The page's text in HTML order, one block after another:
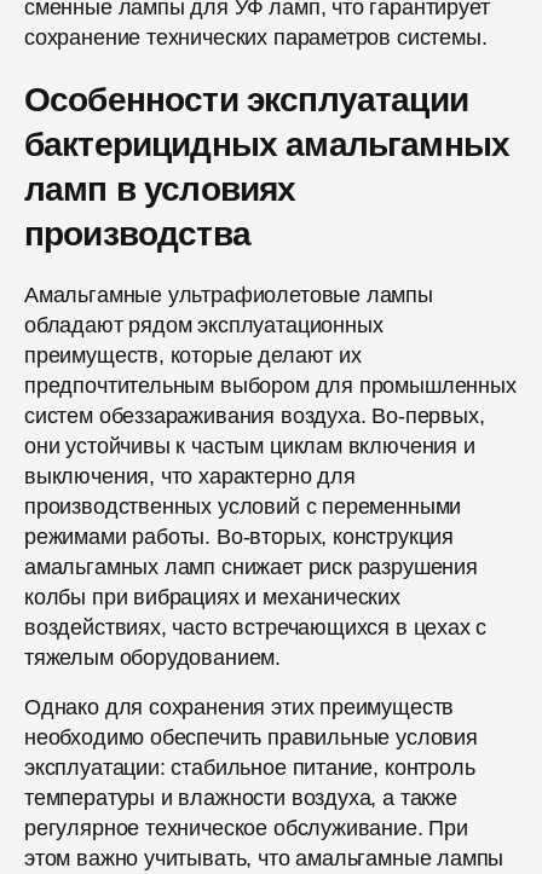
сменные лампы для УФ ламп, что гарантирует
сохранение технических параметров системы.
Особенности эксплуатации
бактерицидных амальгамных
ламп в условиях
производства
Амальгамные ультрафиолетовые лампы
обладают рядом эксплуатационных
преимуществ, которые делают их
предпочтительным выбором для промышленных
систем обеззараживания воздуха. Во-первых,
они устойчивы к частым циклам включения и
выключения, что характерно для
производственных условий с переменными
режимами работы. Во-вторых, конструкция
амальгамных ламп снижает риск разрушения
колбы при вибрациях и механических
воздействиях, часто встречающихся в цехах с
тяжелым оборудованием.
Однако для сохранения этих преимуществ
необходимо обеспечить правильные условия
эксплуатации: стабильное питание, контроль
температуры и влажности воздуха, а также
регулярное техническое обслуживание. При
этом важно учитывать, что амальгамные лампы